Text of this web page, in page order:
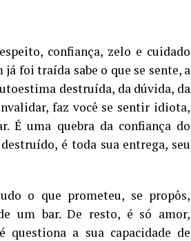
confiança, zelo e cuidado
foi traída sabe o que se sente, a
destruída, da dúvida, da
faz você se sentir idiota,
É uma quebra da confiança do
é toda sua entrega, seu
o que prometeu, se propôs,
um bar. De resto, é só amor,
questiona a sua capacidade de